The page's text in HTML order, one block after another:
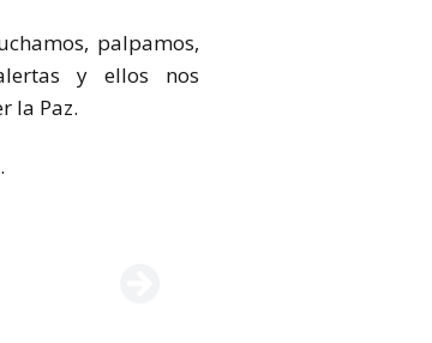
palpamos,
y ellos nos
la Paz.